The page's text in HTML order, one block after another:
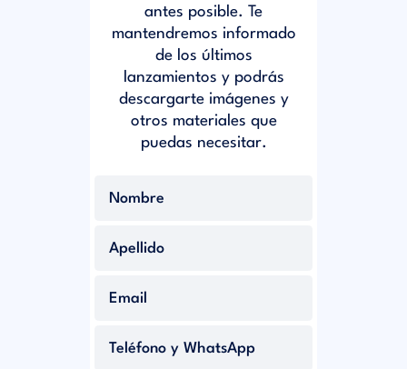
antes posible. Te
mantendremos informado
de los últimos
lanzamientos y podrás
descargarte imágenes y
otros materiales que
puedas necesitar.